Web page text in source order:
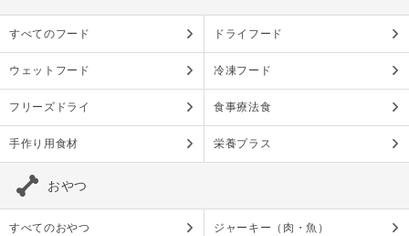
すべてのフード ドライフード
ウェットフード 冷凍フード
フリーズドライ 食事療法食
手作り用食材 栄養プラス
おやつ
すべてのおやつ ジャーキー（肉・魚）